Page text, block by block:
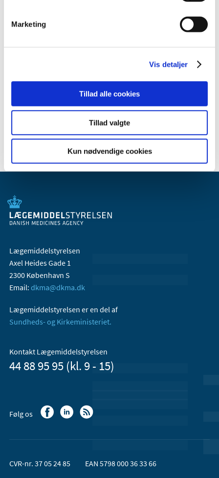
Marketing
Vis detaljer
Tillad alle cookies
Tillad valgte
Kun nødvendige cookies
2010 (7)
2008 (8)
2006 (9)
Lægemiddelstyrelsen
Axel Heides Gade 1
2300 København S
Email: dkma@dkma.dk
Lægemiddelstyrelsen er en del af
Sundheds- og Kirkeministeriet.
Kontakt Lægemiddelstyrelsen
44 88 95 95 (kl. 9 - 15)
Følg os
CVR-nr. 37 05 24 85 EAN 5798 000 36 33 66